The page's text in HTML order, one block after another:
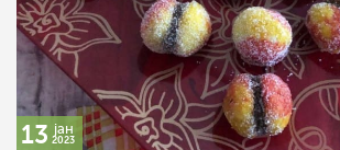
13 јан
2023